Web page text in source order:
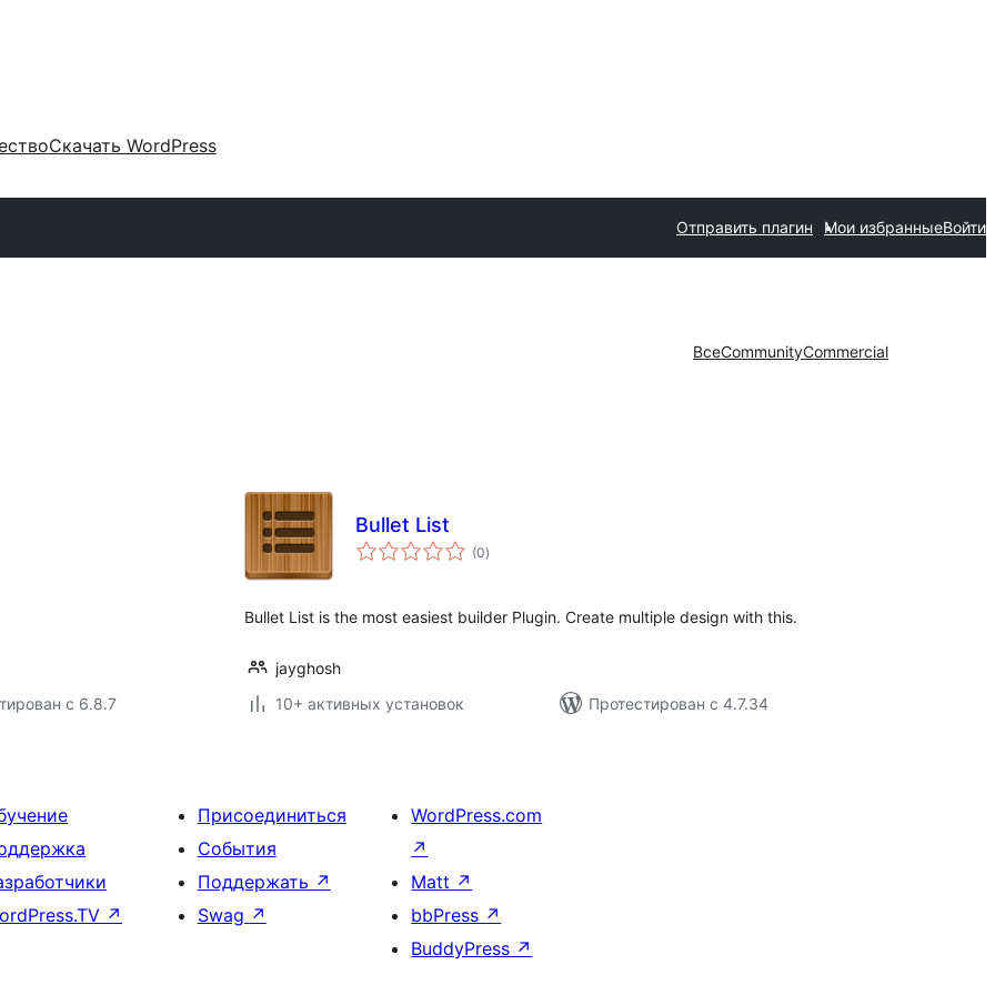
Скачать WordPress
Отправить плагин Мои избранныеВойти
ВсеCommunityCommercial
с 6.8.7
Bullet List
(0общий
рейтинг
)
Bullet List is the most easiest builder Plugin. Create multiple design with this.
jayghosh
10+ активных установок
Протестирован с 4.7.34
↗
Присоединиться
События
Поддержать ↗
Swag ↗
WordPress.com
↗
Matt ↗
bbPress ↗
BuddyPress ↗